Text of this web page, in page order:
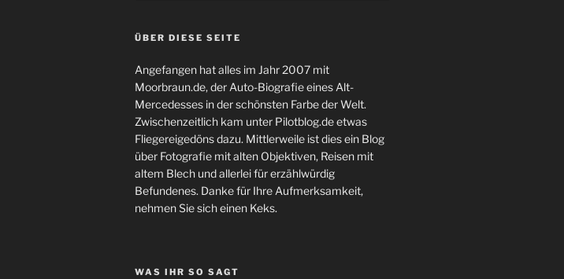
ÜBER DIESE SEITE
Angefangen hat alles im Jahr 2007 mit
Moorbraun.de, der Auto-Biografie eines Alt-
Mercedesses in der schönsten Farbe der Welt.
Zwischenzeitlich kam unter Pilotblog.de etwas
Fliegereigedöns dazu. Mittlerweile ist dies ein Blog
über Fotografie mit alten Objektiven, Reisen mit
altem Blech und allerlei für erzählwürdig
Befundenes. Danke für Ihre Aufmerksamkeit,
nehmen Sie sich einen Keks.
WAS IHR SO SAGT